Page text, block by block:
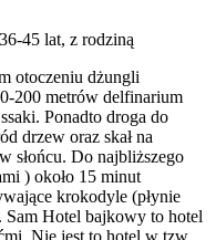
45 lat, z rodziną
otoczeniu dżungli
200 metrów delfinarium
Ponadto droga do
drzew oraz skał na
słońcu. Do najbliższego
) około 15 minut
krokodyle (płynie
Sam Hotel bajkowy to hotel